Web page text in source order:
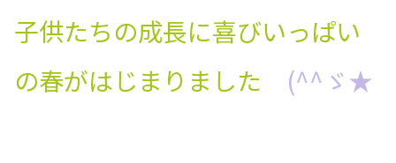
子供たちの成長に喜びいっぱい
の春がはじまりました (^^ゞ★